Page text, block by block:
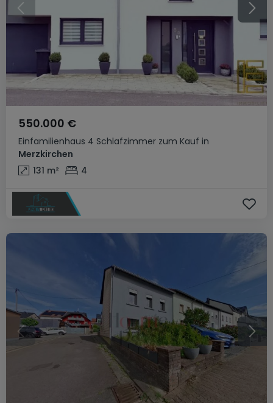
Einfamilienhaus 4 Schlafzimmer zum Kauf in
Merzkirchen
550.000 €
131 m² 4